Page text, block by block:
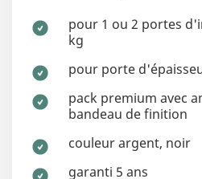
pour 1 ou 2 portes
kg
pour porte
pack premium avec
bandeau de finition
couleur argent, noir
garanti 5 ans